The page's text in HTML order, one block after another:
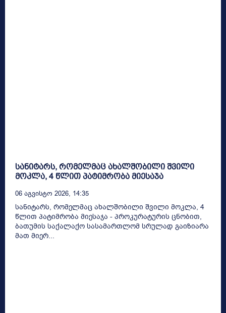
სანიტარს, რომელმაც ახალშობილი შვილი
მოკლა, 4 წლით პატიმრობა მიესაჯა
06 Აგვისტო 2026, 14:35
სანიტარს, რომელმაც ახალშობილი შვილი მოკლა, 4
წლით პატიმრობა მიესაჯა - პროკურატურის ცნობით,
ბათუმის საქალაქო სასამართლომ სრულად გაიზიარა
მათ მიერ...